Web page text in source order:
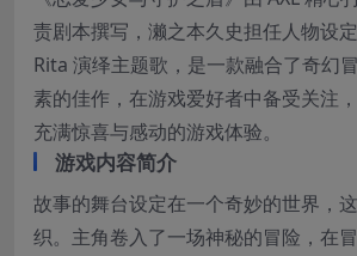
责剧本撰写，濑之本久史担任人物设
Rita 演绎主题歌，是一款融合了奇幻
素的佳作，在游戏爱好者中备受关注
充满惊喜与感动的游戏体验。
游戏内容简介
故事的舞台设定在一个奇妙的世界，
织。主角卷入了一场神秘的冒险，在